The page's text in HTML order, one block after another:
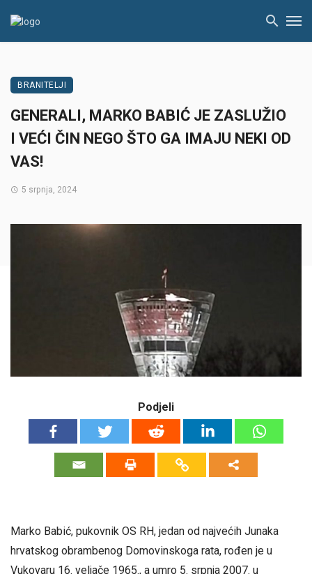
BRANITELJI
GENERALI, MARKO BABIĆ JE ZASLUŽIO
I VEĆI ČIN NEGO ŠTO GA IMAJU NEKI OD
VAS!
5 srpnja, 2024
Podjeli
Marko Babić, pukovnik OS RH, jedan od najvećih Junaka
hrvatskog obrambenog Domovinskoga rata, rođen je u
Vukovaru 16. veljače 1965., a umro 5. srpnja 2007. u